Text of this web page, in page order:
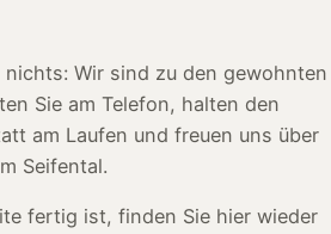
Wir sind zu den gewohnten
Sie am Telefon, halten den
am Laufen und freuen uns über
Seifental.
fertig ist, finden Sie hier wieder